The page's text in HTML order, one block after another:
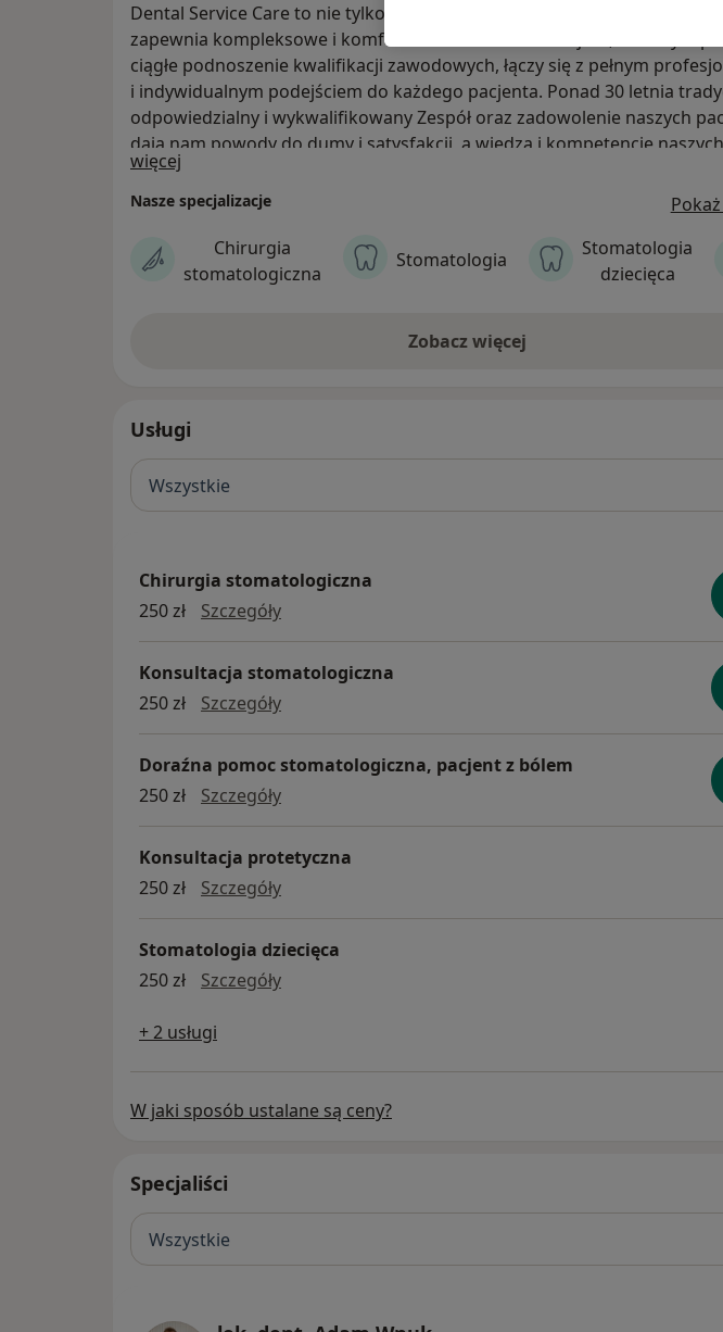
Dental Service Care to nie tylko nowoczesna klinika stomatologiczna,
zapewnia kompleksowe i komfortowe leczenie. To miejsce, w którym
ciągłe podnoszenie kwalifikacji zawodowych, łączy się z pełnym
i indywidualnym podejściem do każdego pacjenta. Ponad 30 letnia
odpowiedzialny i wykwalifikowany Zespół oraz zadowolenie naszych
dają nam powody do dumy i satysfakcji, a wiedza i kompetencje
dentystów w połączeniu z nowoczesnymi technologiami pozwalają
nam do miana prestiżowej kliniki stomatologicznej w Warszawie.
więcej
Nasze specjalizacje
Chirurgia
stomatologiczna
Stomatologia
Stomatologia
dziecięca
Zobacz więcej
Usługi
Wszystkie
Chirurgia stomatologiczna
250 zł
Szczegółychirurgia stomatologiczna
Konsultacja stomatologiczna
250 zł
SzczegółyKonsultacja stomatologiczna
Doraźna pomoc stomatologiczna, pacjent z bólem
250 zł
Szczegółydoraźna pomoc stomatologiczna, pacjent z bólem
Konsultacja protetyczna
250 zł
Szczegółykonsultacja protetyczna
Stomatologia dziecięca
250 zł
Szczegółystomatologia dziecięca
+ 2 usługi
W jaki sposób ustalane są ceny?
Specjaliści
Wszystkie